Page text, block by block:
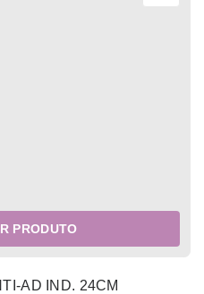
PRODUTO
AD IND. 24CM